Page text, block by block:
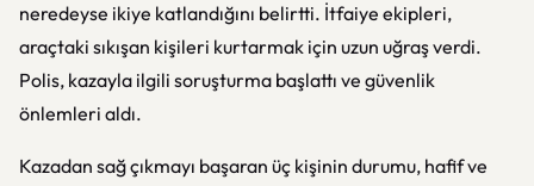
neredeyse ikiye katlandığını belirtti. İtfaiye ekipleri,
araçtaki sıkışan kişileri kurtarmak için uzun uğraş verdi.
Polis, kazayla ilgili soruşturma başlattı ve güvenlik
önlemleri aldı.
Kazadan sağ çıkmayı başaran üç kişinin durumu, hafif ve